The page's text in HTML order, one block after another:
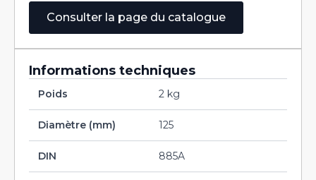
Consulter la page du catalogue
Informations techniques
Poids 2 kg
Diamètre (mm) 125
DIN 885A